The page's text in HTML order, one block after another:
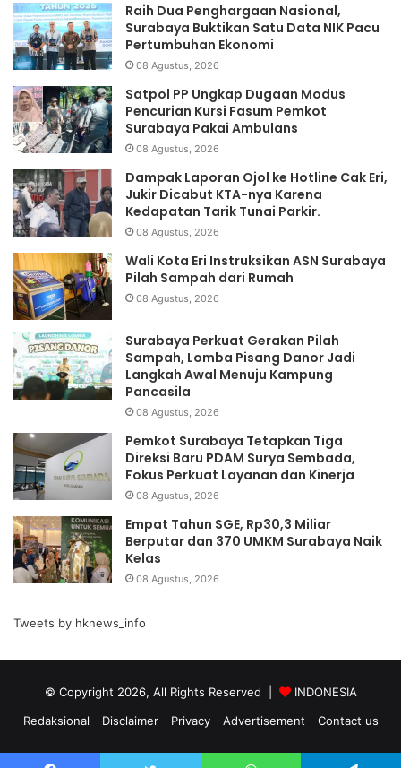
Raih Dua Penghargaan Nasional,
Surabaya Buktikan Satu Data NIK Pacu
Pertumbuhan Ekonomi
08 Agustus, 2026
Satpol PP Ungkap Dugaan Modus
Pencurian Kursi Fasum Pemkot
Surabaya Pakai Ambulans
08 Agustus, 2026
Dampak Laporan Ojol ke Hotline Cak Eri,
Jukir Dicabut KTA-nya Karena
Kedapatan Tarik Tunai Parkir.
08 Agustus, 2026
Wali Kota Eri Instruksikan ASN Surabaya
Pilah Sampah dari Rumah
08 Agustus, 2026
Surabaya Perkuat Gerakan Pilah
Sampah, Lomba Pisang Danor Jadi
Langkah Awal Menuju Kampung
Pancasila
08 Agustus, 2026
Pemkot Surabaya Tetapkan Tiga
Direksi Baru PDAM Surya Sembada,
Fokus Perkuat Layanan dan Kinerja
08 Agustus, 2026
Empat Tahun SGE, Rp30,3 Miliar
Berputar dan 370 UMKM Surabaya Naik
Kelas
08 Agustus, 2026
Tweets by hknews_info
© Copyright 2026, All Rights Reserved |
INDONESIA
Redaksional
Disclaimer Privacy Advertisement Contact us